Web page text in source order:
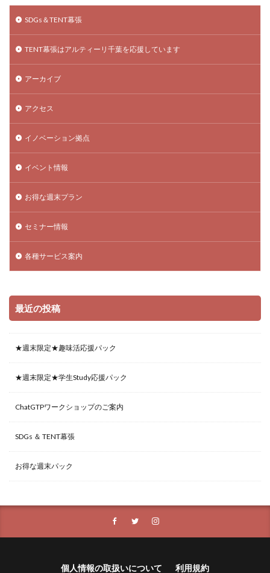
SDGs＆TENT幕張
TENT幕張はアルティーリ千葉を応援しています
アーカイブ
アクセス
イノベーション拠点
イベント情報
お得な週末プラン
セミナー情報
各種サービス案内
最近の投稿
★週末限定★趣味活応援パック
★週末限定★学生Study応援パック
ChatGTPワークショップのご案内
SDGs ＆ TENT幕張
お得な週末パック
個人情報の取扱いについて 利用規約